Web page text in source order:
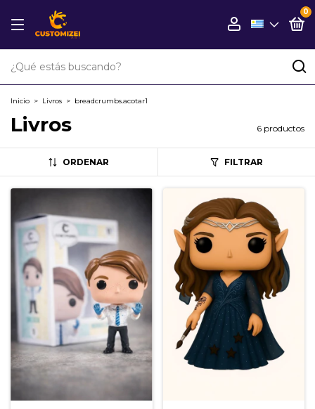
0
Inicio > Livros > breadcrumbs.acotar1
Livros 6 productos
ORDENAR FILTRAR